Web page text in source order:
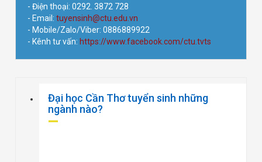
- Điện thoại: 0292. 3872 728
- Email:tuyensinh@ctu.edu.vn
- Mobile/Zalo/Viber: 0886889922
- Kênh tư vấn: https://www.facebook.com/ctu.tvts
Đại học Cần Thơ tuyển sinh những
ngành nào?